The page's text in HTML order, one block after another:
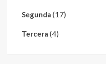
Segunda (17)
Tercera (4)